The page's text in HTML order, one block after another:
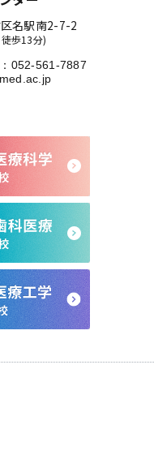
名駅南2-7-2
歩13分)
052-561-7887